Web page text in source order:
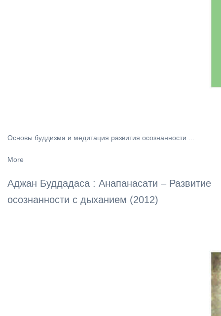
Основы буддизма и медитация развития осознанности ...
More
Аджан Буддадаса : Анапанасати – Развитие
осознанности с дыханием (2012)